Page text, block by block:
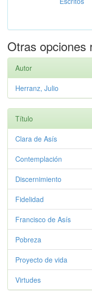
Otras opciones
Autor
Herranz, Julio
Título
Clara de Asís
Contemplación
Discernimiento
Fidelidad
Francisco de Asís
Pobreza
Proyecto de vida
Virtudes